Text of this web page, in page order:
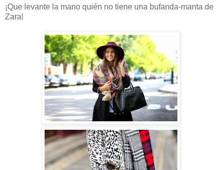
¡Que levante la mano quién no tiene una bufanda-manta de
Zara!